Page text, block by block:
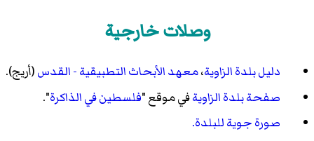
حكومة فلسطين، دائرة الإحصاءات، 1945، صفحة
19
-
تصفح: نسخة محفوظة
10 أبريل 2020 على موقع واي
باك مشين.
Tom Segev: Palestine, Jews and Arabs under the
وصلات خارجية
دليل بلدة الزاوية،معهد الأبحاث التطبيقية - القدس(أريج).
صفحة بلدة الزاويةفي موقع "فلسطين في الذاكرة".
صورة جوية للبلدة.